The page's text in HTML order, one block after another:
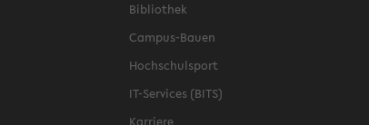
Bibliothek
Campus-Bauen
Hochschulsport
IT-Services (BITS)